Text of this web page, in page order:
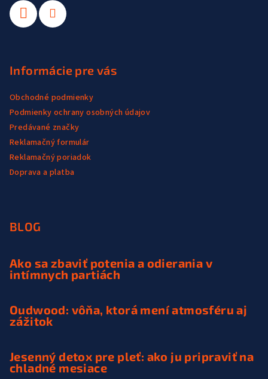
Informácie pre vás
Obchodné podmienky
Podmienky ochrany osobných údajov
Predávané značky
Reklamačný formulár
Reklamačný poriadok
Doprava a platba
BLOG
Ako sa zbaviť potenia a odierania v
intímnych partiách
Oudwood: vôňa, ktorá mení atmosféru aj
zážitok
Jesenný detox pre pleť: ako ju pripraviť na
chladné mesiace